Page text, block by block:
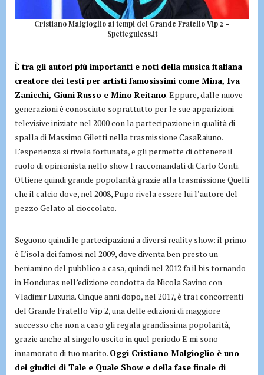
Cristiano Malgioglio ai tempi del Grande Fratello Vip 2 –
Spetteguless.it
È tra gli autori più importanti e noti della musica italiana
creatore dei testi per artisti famosissimi come Mina, Iva
Zanicchi, Giuni Russo e Mino Reitano. Eppure, dalle nuove
generazioni è conosciuto soprattutto per le sue apparizioni
televisive iniziate nel 2000 con la partecipazione in qualità di
spalla di Massimo Giletti nella trasmissione CasaRaiuno.
L’esperienza si rivela fortunata, e gli permette di ottenere il
ruolo di opinionista nello show I raccomandati di Carlo Conti.
Ottiene quindi grande popolarità grazie alla trasmissione Quelli
che il calcio dove, nel 2008, Pupo rivela essere lui l’autore del
pezzo Gelato al cioccolato.
Seguono quindi le partecipazioni a diversi reality show: il primo
è L’isola dei famosi nel 2009, dove diventa ben presto un
beniamino del pubblico a casa, quindi nel 2012 fa il bis tornando
in Honduras nell’edizione condotta da Nicola Savino con
Vladimir Luxuria. Cinque anni dopo, nel 2017, è tra i concorrenti
del Grande Fratello Vip 2, una delle edizioni di maggiore
successo che non a caso gli regala grandissima popolarità,
grazie anche al singolo uscito in quel periodo E mi sono
innamorato di tuo marito. Oggi Cristiano Malgioglio è uno
dei giudici di Tale e Quale Show e della fase finale di